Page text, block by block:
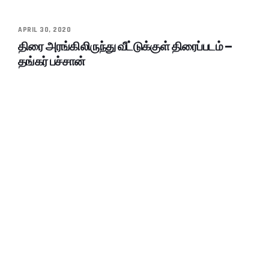
APRIL 30, 2020
திரை அரங்கிலிருந்து வீட்டுக்குள் திரைப்படம் –
தங்கர் பச்சான்